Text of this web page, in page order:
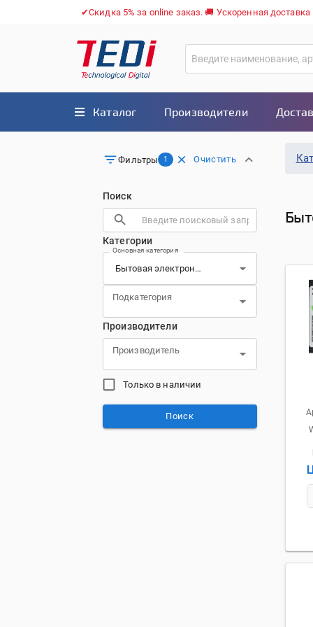
✔Скидка 5% за online заказ. 🚚 Ускоренная
Каталог Производители
Фильтры 1 Очистить
Поиск
Категории
Основная категория
Подкатегория
Производители
Производитель
Только в наличии
Поиск